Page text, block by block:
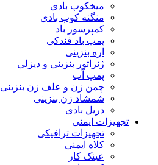
میخکوب بادی
منگنه کوب بادی
کمپرسور باد
پمپ باد فندکی
اره بنزینی
ژنراتور بنزینی و دیزلی
پمپ آب
چمن زن و علف زن بنزینی
شمشاد زن بنزینی
دریل بادی
تجهیزات ایمنی
تجهیزات ترافیکی
کلاه ایمنی
عینک کار